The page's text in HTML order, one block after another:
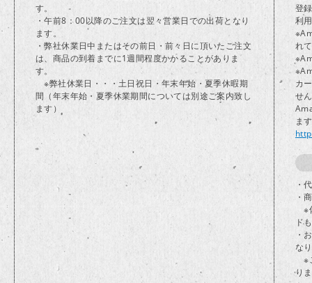
す。
・午前8：00以降のご注文は翌々営業日での出荷となり
ます。
・弊社休業日中またはその前日・前々日に頂いたご注文
は、商品の到着までに1週間程度かかることがありま
す。
※弊社休業日・・・土日祝日・年末年始・夏季休暇期
間（年末年始・夏季休業期間については別途ご案内致し
ます）
登
利
れ
カ
せ
ま
・
・
※
ド
・
な
※
り